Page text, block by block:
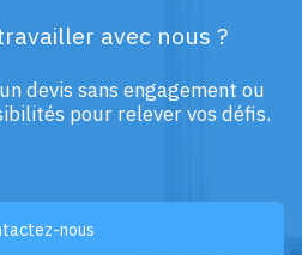
avec nous ?
devis sans engagement ou
pour relever vos défis.
nous